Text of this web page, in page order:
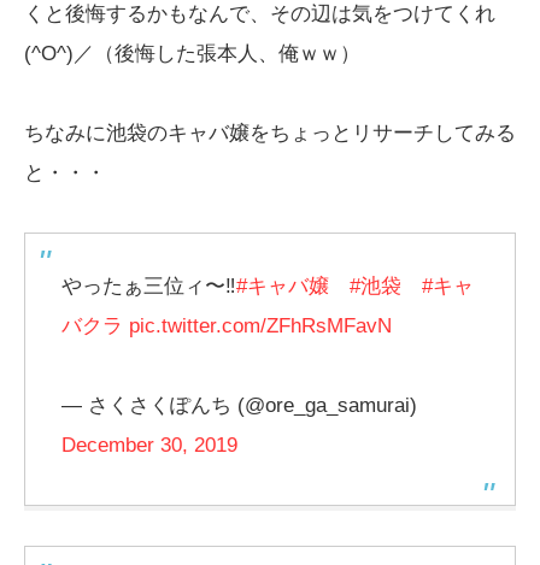
くと後悔するかもなんで、その辺は気をつけてくれ
(^O^)／（後悔した張本人、俺ｗｗ）
ちなみに池袋のキャバ嬢をちょっとリサーチしてみる
と・・・
やったぁ三位ィ〜‼️#キャバ嬢 #池袋
#キャ
バクラ pic.twitter.com/ZFhRsMFavN
— さくさくぽんち (@ore_ga_samurai)
December 30, 2019